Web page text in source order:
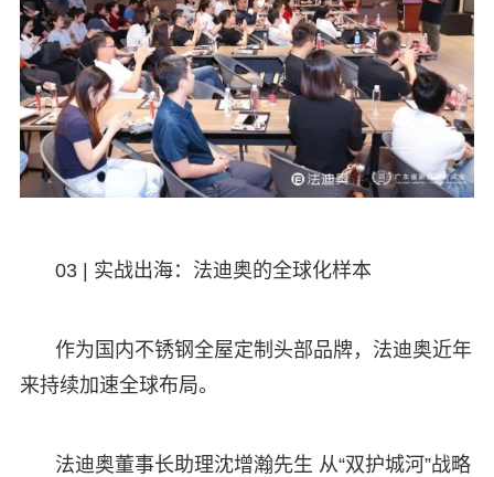
03 | 实战出海：法迪奥的全球化样本
作为国内不锈钢全屋定制头部品牌，法迪奥近年
来持续加速全球布局。
法迪奥董事长助理沈增瀚先生 从“双护城河”战略